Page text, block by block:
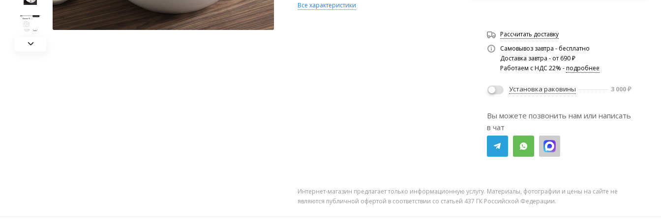
Все характеристики
Рассчитать доставку
Самовывоз завтра - бесплатно
Доставка завтра - от 690 ₽
Работаем с НДС 22% -подробнее
Установка раковины 3 000₽
Вы можете позвонить нам или написать
в чат
Интернет-магазин предлагает только информационную услугу. Материалы, фотографии и цены на сайте не
являются публичной офертой в соответствии со статьей 437 ГК Российской Федерации.